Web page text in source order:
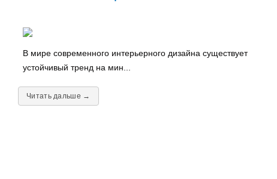
В мире современного интерьерного дизайна существует
устойчивый тренд на мин...
Читать дальше →